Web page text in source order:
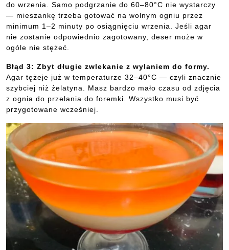
do wrzenia. Samo podgrzanie do 60–80°C nie wystarczy
— mieszankę trzeba gotować na wolnym ogniu przez
minimum 1–2 minuty po osiągnięciu wrzenia. Jeśli agar
nie zostanie odpowiednio zagotowany, deser może w
ogóle nie stężeć.
Błąd 3: Zbyt długie zwlekanie z wylaniem do formy.
Agar tężeje już w temperaturze 32–40°C — czyli znacznie
szybciej niż żelatyna. Masz bardzo mało czasu od zdjęcia
z ognia do przelania do foremki. Wszystko musi być
przygotowane wcześniej.